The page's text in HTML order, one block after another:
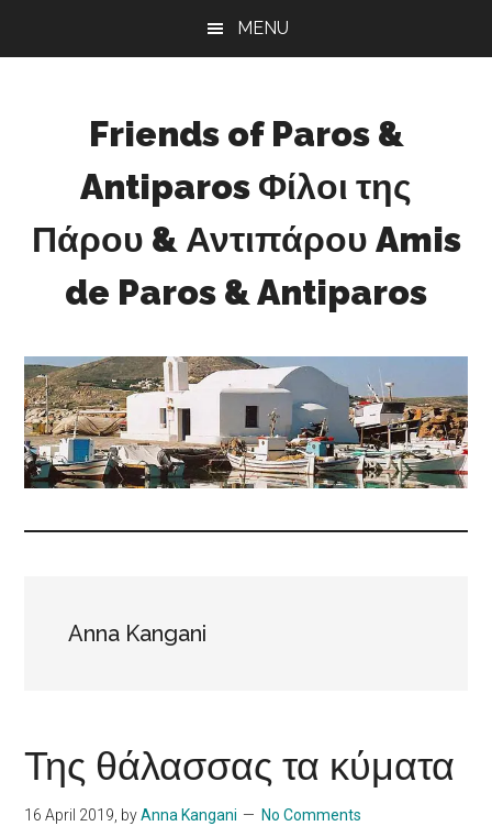
MENU
Friends of Paros &
Antiparos Φίλοι της
Πάρου & Αντιπάρου Amis
de Paros & Antiparos
development
for
Paros
&
Antiparos
Anna Kangani
Της θάλασσας τα κύματα
16 April 2019, byAnna Kangani No Comments